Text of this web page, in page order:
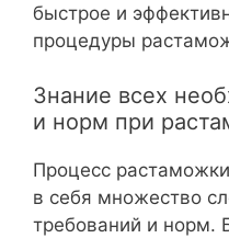
быстрое и
процедуры
Знание всех
и норм при
Процесс
в себя множество
требований и норм.